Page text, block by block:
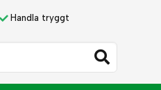
Handla tryggt